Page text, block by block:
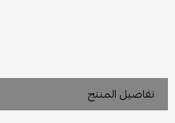
تفاصيل المنتج